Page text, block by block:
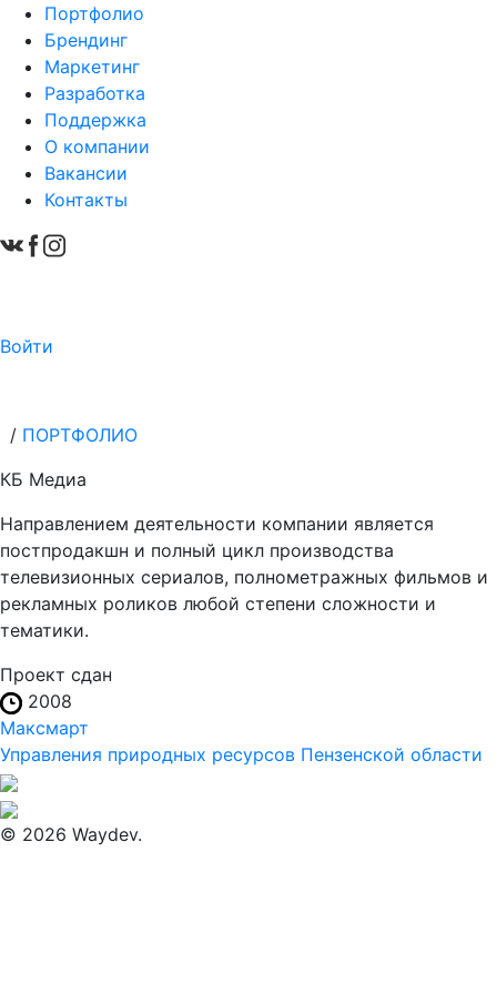
Портфолио
Брендинг
Маркетинг
Разработка
Поддержка
О компании
Вакансии
Контакты
Войти
/ ПОРТФОЛИО
КБ Медиа
Направлением деятельности компании является
постпродакшн и полный цикл производства
телевизионных сериалов, полнометражных фильмов и
рекламных роликов любой степени сложности и
тематики.
Проект сдан
2008
Максмарт
Управления природных ресурсов Пензенской области
© 2026 Waydev.